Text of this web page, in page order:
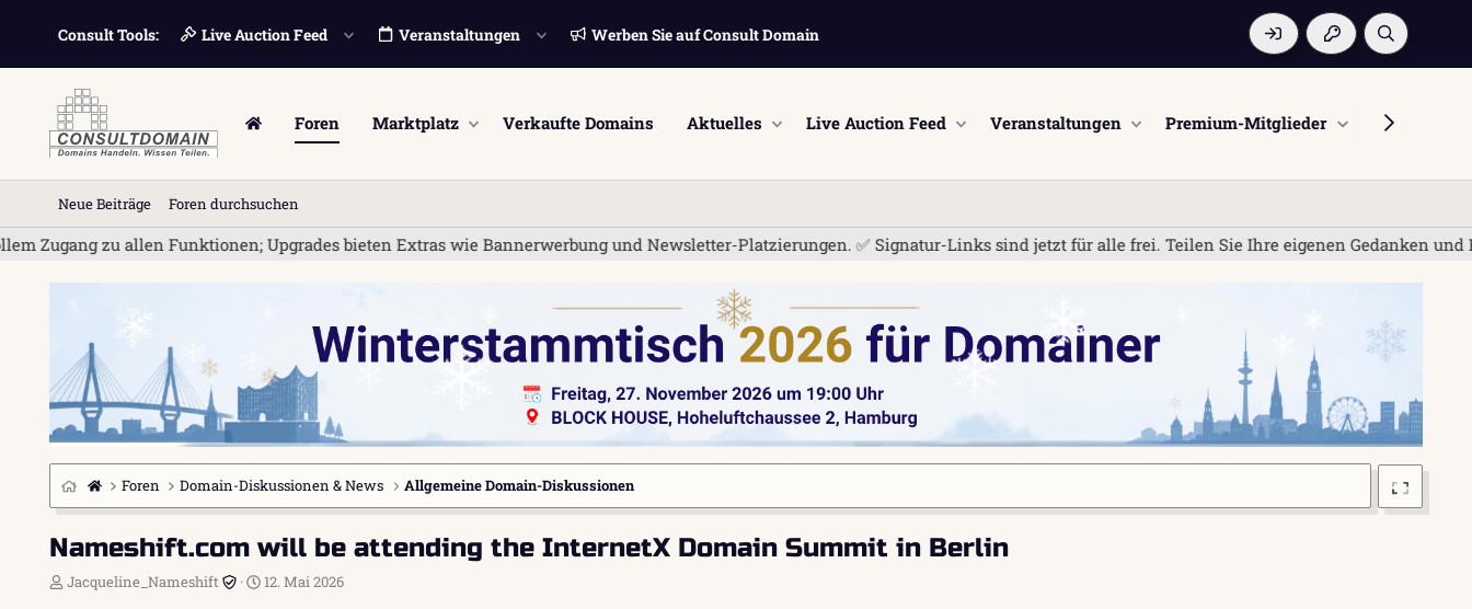
Consult Tools: Live Auction Feed Veranstaltungen Werben Sie auf Consult Domain
Foren Marktplatz Verkaufte Domains Aktuelles Live Auction Feed Veranstaltungen Premium-Mitglieder Mitglieder
Neue Beiträge Foren durchsuchen
zu allen Funktionen; Upgrades bieten Extras wie Bannerwerbung und Newsletter-Platzierungen. ✅ Signatur-Links sind jetzt für alle frei. Teilen Sie Ihre eigenen Gedanken und
Foren Domain-Diskussionen & News Allgemeine Domain-Diskussionen
Nameshift.com will be attending the InternetX Domain Summit in Berlin
E
Jacqueline_Nameshift
E
12. Mai 2026